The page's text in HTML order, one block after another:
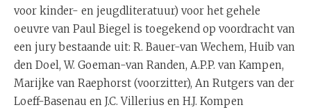
voor kinder- en jeugdliteratuur) voor het gehele
oeuvre van Paul Biegel is toegekend op voordracht van
een jury bestaande uit: R. Bauer-van Wechem, Huib van
den Doel, W. Goeman-van Randen, A.P.P. van Kampen,
Marijke van Raephorst (voorzitter), An Rutgers van der
Loeff-Basenau en J.C. Villerius en H.J. Kompen